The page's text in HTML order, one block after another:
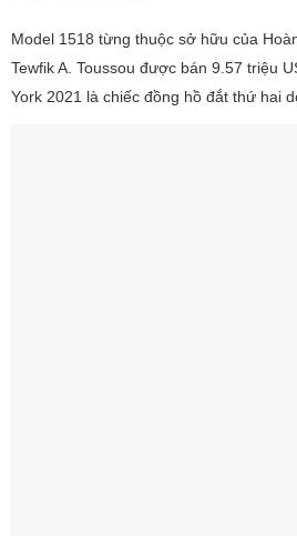
Model 1518 từng thuộc sở hữu của
Tewfik A. Toussou được bán 9.57 triệu
York 2021 là chiếc đồng hồ đắt thứ hai